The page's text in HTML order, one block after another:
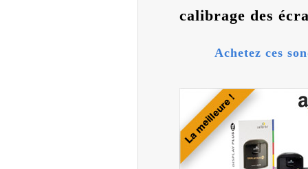
calibrage des
Achetez ces